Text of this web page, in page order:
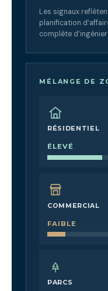
Les signaux
planification
complète
MÉLANGE DE
RÉSIDENTIEL
ÉLEVÉ
COMMERCIAL
FAIBLE
PARCS